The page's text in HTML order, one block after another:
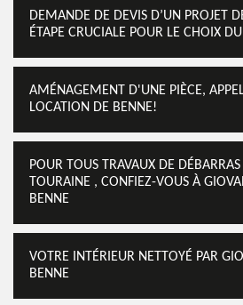
DEMANDE DE DEVIS D’UN PROJET
ÉTAPE CRUCIALE POUR LE CHOIX DU
AMÉNAGEMENT D'UNE PIÈCE,
LOCATION DE BENNE!
POUR TOUS TRAVAUX DE
TOURAINE , CONFIEZ-VOUS À
BENNE
VOTRE INTÉRIEUR NETTOYÉ PAR
BENNE